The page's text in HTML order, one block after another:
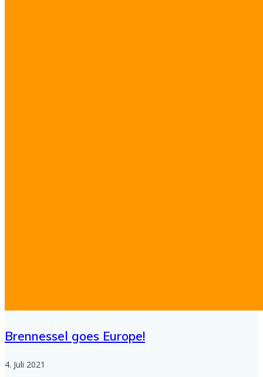
Brennessel goes Europe!
4. Juli 2021